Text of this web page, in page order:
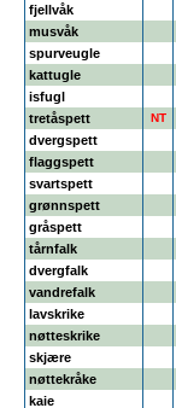
fjellvåk
musvåk
spurveugle
kattugle
isfugl
tretåspett
NT
dvergspett
flaggspett
svartspett
grønnspett
gråspett
tårnfalk
dvergfalk
vandrefalk
lavskrike
nøtteskrike
skjære
nøttekråke
kaie